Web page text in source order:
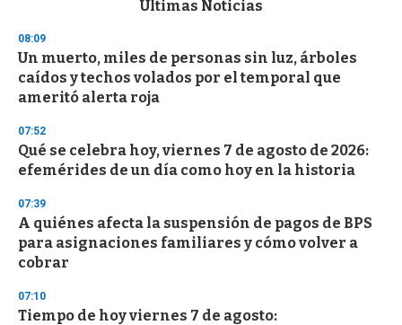
d
s
o
f
3
s
e
c
o
d
s
Últimas Noticias
08:09
Un muerto, miles de personas sin luz, árboles
caídos y techos volados por el temporal que
ameritó alerta roja
07:52
Qué se celebra hoy, viernes 7 de agosto de 2026:
efemérides de un día como hoy en la historia
07:39
A quiénes afecta la suspensión de pagos de BPS
para asignaciones familiares y cómo volver a
cobrar
07:10
Tiempo de hoy viernes 7 de agosto: